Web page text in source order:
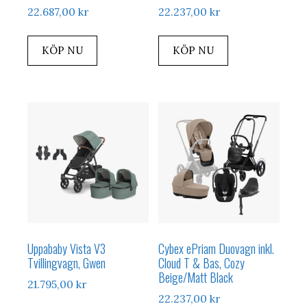
22.687,00 kr
KÖP NU
22.237,00kr
KÖP NU
Uppababy Vista V3
Tvillingvagn, Gwen
21.795,00 kr
Cybex ePriam Duovagn inkl.
Cloud T & Bas, Cozy
Beige/Matt Black
22.237,00kr